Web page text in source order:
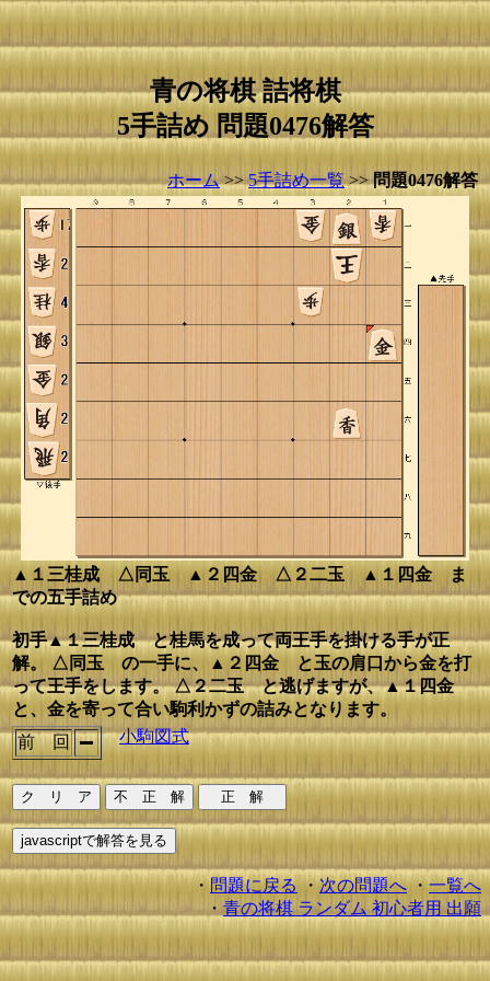
青の将棋 詰将棋
5手詰め 問題0476解答
ホーム>>5手詰め一覧>>問題0476解答
▲１三桂成 △同玉 ▲２四金 △２二玉 ▲１四金 ま
での五手詰め
初手▲１三桂成 と桂馬を成って両王手を掛ける手が正
解。 △同玉 の一手に、▲２四金 と玉の肩口から金を打
って王手をします。 △２二玉 と逃げますが、▲１四金
と、金を寄って合い駒利かずの詰みとなります。
前 回
小駒図式
・問題に戻る・次の問題へ・一覧へ
・ 青の将棋 ランダム 初心者用 出願